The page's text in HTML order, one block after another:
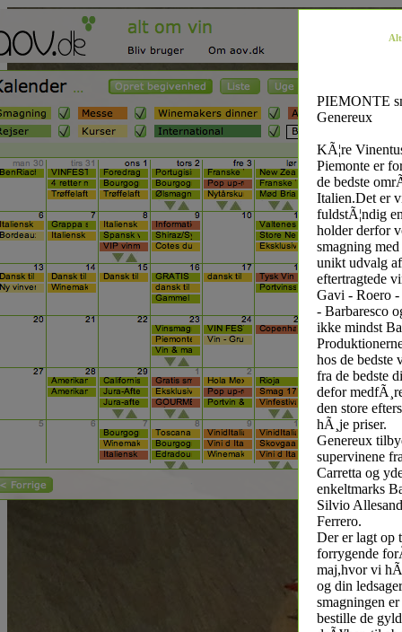
PIEMONTE
Genereux
KÃ¦re
Piemonte er
de bedste
Italien.Det er
fuldstÃ¦ndig
holder derfor
smagning med
unikt udvalg
eftertragtede
Gavi - Roero -
- Barbaresco
ikke mindst
hos de bedste
fra de bedste
defor
den store
hÃ¸je priser.
Genereux
supervinene
Carretta og
enkeltmarks
Silvio
Ferrero.
Der er lagt op
forrygende
maj,hvor vi
og din
smagningen
bestille de